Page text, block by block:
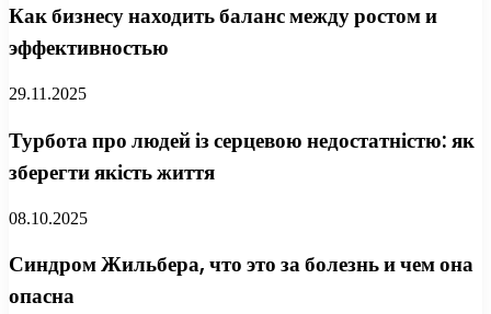
Как бизнесу находить баланс между ростом и
эффективностью
29.11.2025
Турбота про людей із серцевою недостатністю: як
зберегти якість життя
08.10.2025
Синдром Жильбера, что это за болезнь и чем она
опасна